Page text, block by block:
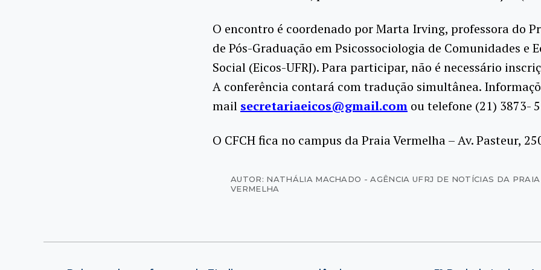
O encontro é coordenado por Marta Irving, professora do
de Pós-Graduação em Psicossociologia de Comunidades e
Social (Eicos-UFRJ). Para participar, não é necessário
A conferência contará com tradução simultânea.
mail secretariaeicos@gmail.com ou telefone (21) 3873-
O CFCH fica no campus da Praia Vermelha – Av. Pasteur,
AUTOR: NATHÁLIA MACHADO - AGÊNCIA UFRJ DE NOTÍCIAS DA PRAIA
VERMELHA